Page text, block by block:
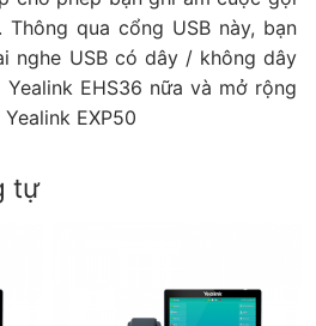
Thông qua cổng USB này, bạn
nghe USB có dây / không dây
EHS36 nữa và mở rộng
EXP50
tự